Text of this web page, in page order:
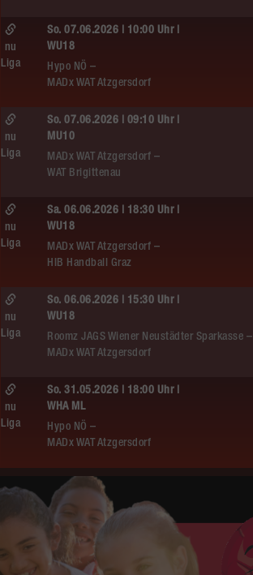
So. 07.06.2026 | 10:00 Uhr |
WU18
Hypo NÖ –
MADx WAT Atzgersdorf
nu
Liga
So. 07.06.2026 | 09:10 Uhr |
MU10
MADx WAT Atzgersdorf –
WAT Brigittenau
nu
Liga
Sa. 06.06.2026 | 18:30 Uhr |
WU18
MADx WAT Atzgersdorf –
HIB Handball Graz
nu
Liga
So. 06.06.2026 | 15:30 Uhr |
WU18
Roomz JAGS Wiener Neustädter Sparkasse –
MADx WAT Atzgersdorf
nu
Liga
So. 31.05.2026 | 18:00 Uhr |
WHA ML
Hypo NÖ –
MADx WAT Atzgersdorf
nu
Liga